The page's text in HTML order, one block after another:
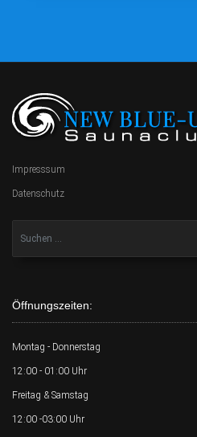
Impresssum
Datenschutz
Öffnungszeiten:
Montag - Donnerstag
12:00 - 01:00 Uhr
Freitag & Samstag
12:00 -03:00 Uhr